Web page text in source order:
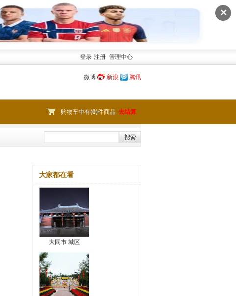
✕
登录 注册 管理中心
微博: 新浪 腾讯
购物车中有(0)件商品 去结算
大家都在看
大同市 城区